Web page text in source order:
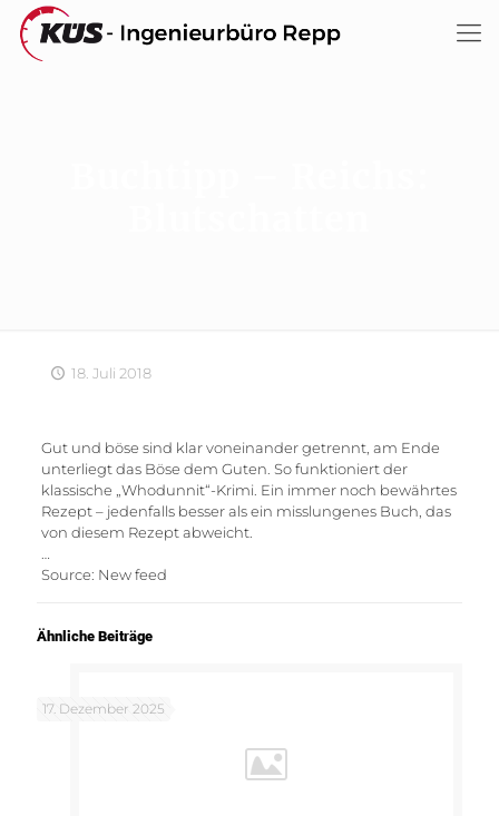
18. Juli 2018
Gut und böse sind klar voneinander getrennt, am Ende
unterliegt das Böse dem Guten. So funktioniert der
klassische „Whodunnit“-Krimi. Ein immer noch bewährtes
Rezept – jedenfalls besser als ein misslungenes Buch, das
von diesem Rezept abweicht.
Source: New feed
Ähnliche Beiträge
17. Dezember 2025